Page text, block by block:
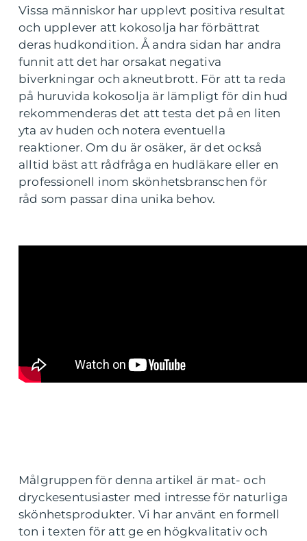
Vissa människor har upplevt positiva resultat
och upplever att kokosolja har förbättrat
deras hudkondition. Å andra sidan har andra
funnit att det har orsakat negativa
biverkningar och akneutbrott. För att ta reda
på huruvida kokosolja är lämpligt för din hud
rekommenderas det att testa det på en liten
yta av huden och notera eventuella
reaktioner. Om du är osäker, är det också
alltid bäst att rådfråga en hudläkare eller en
professionell inom skönhetsbranschen för
råd som passar dina unika behov.
Målgruppen för denna artikel är mat- och
dryckesentusiaster med intresse för naturliga
skönhetsprodukter. Vi har använt en formell
ton i texten för att ge en högkvalitativ och